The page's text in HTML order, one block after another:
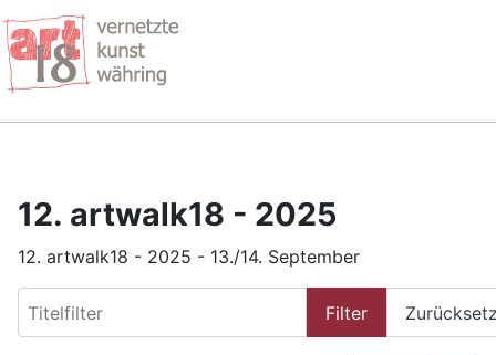
12. artwalk18 - 2025
12. artwalk18 - 2025 - 13./14. September
Filter